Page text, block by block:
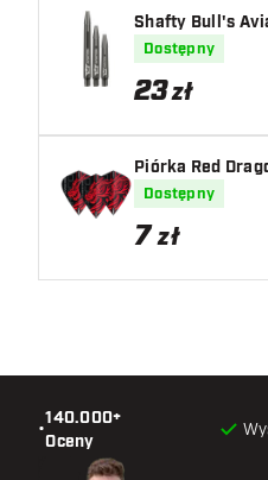
Shafty Bull's
Dostępny
23zł
Piórka Red
Dostępny
7 zł
•
140.000+
Oceny